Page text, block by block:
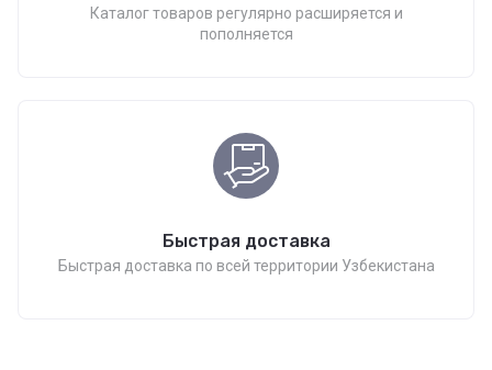
Каталог товаров регулярно расширяется и
пополняется
Быстрая доставка
Быстрая доставка по всей территории Узбекистана